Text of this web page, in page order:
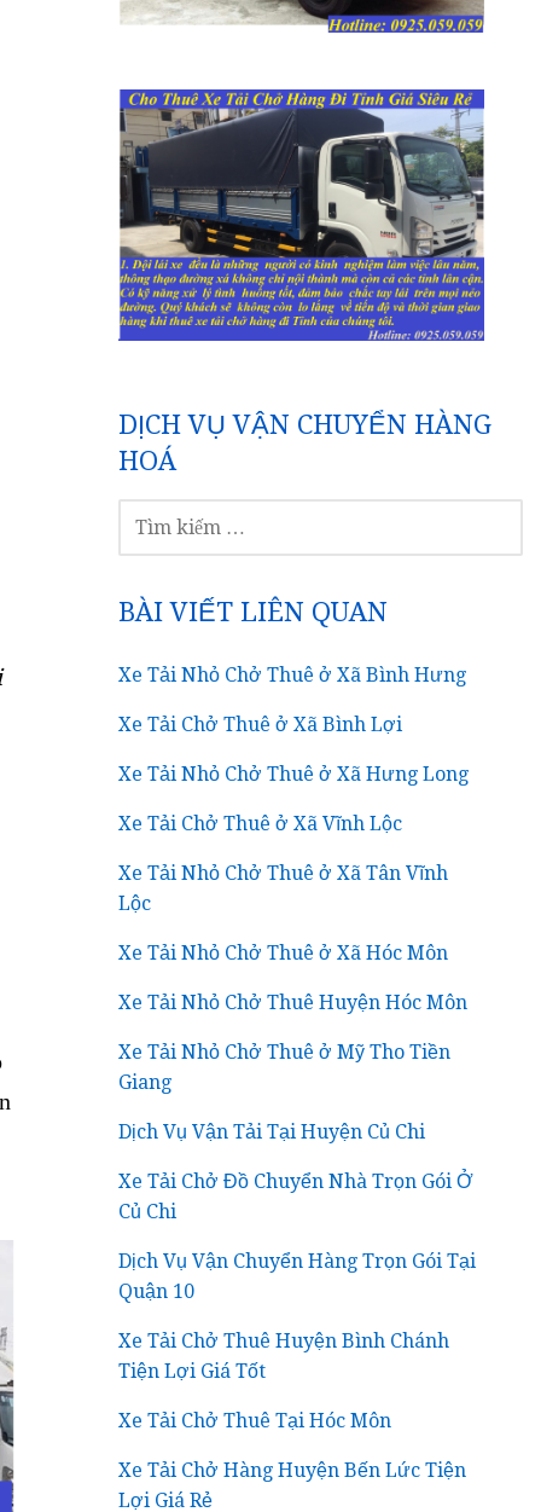
DỊCH VỤ VẬN CHUYỂN HÀNG
HOÁ
KIẾM
BÀI VIẾT LIÊN QUAN
Xe Tải Nhỏ Chở Thuê ở Xã Bình Hưng
Xe Tải Chở Thuê ở Xã Bình Lợi
Xe Tải Nhỏ Chở Thuê ở Xã Hưng Long
Xe Tải Chở Thuê ở Xã Vĩnh Lộc
Xe Tải Nhỏ Chở Thuê ở Xã Tân Vĩnh
Lộc
Xe Tải Nhỏ Chở Thuê ở Xã Hóc Môn
Xe Tải Nhỏ Chở Thuê Huyện Hóc Môn
Xe Tải Nhỏ Chở Thuê ở Mỹ Tho Tiền
Giang
Dịch Vụ Vận Tải Tại Huyện Củ Chi
Xe Tải Chở Đồ Chuyển Nhà Trọn Gói Ở
Củ Chi
Dịch Vụ Vận Chuyển Hàng Trọn Gói Tại
Quận 10
Xe Tải Chở Thuê Huyện Bình Chánh
Tiện Lợi Giá Tốt
Xe Tải Chở Thuê Tại Hóc Môn
Xe Tải Chở Hàng Huyện Bến Lức Tiện
Lợi Giá Rẻ